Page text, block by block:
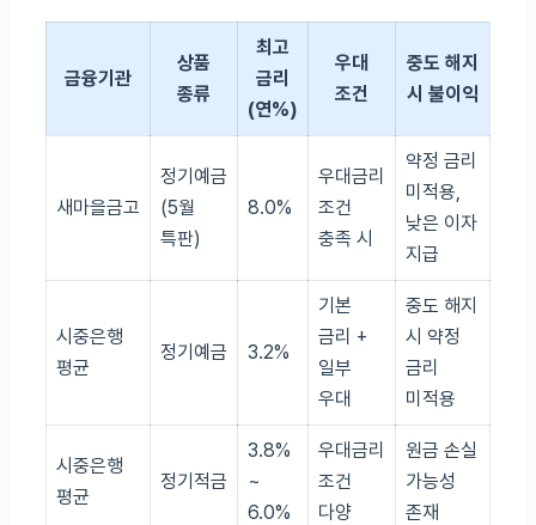
금융기관
상품
종류
최고
금리
(연%)
우대
조건
중도 해지
시 불이익
새마을금고
정기예금
(5월
특판)
8.0%
우대금리
조건
충족 시
약정 금리
미적용,
낮은 이자
지급
시중은행
평균
정기예금 3.2%
기본
금리 +
일부
우대
중도 해지
시 약정
금리
미적용
시중은행
평균
정기적금
3.8%
~
6.0%
우대금리
조건
다양
원금 손실
가능성
존재